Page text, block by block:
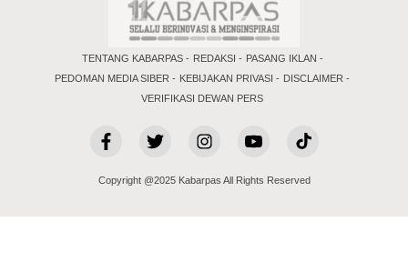
TENTANG KABARPAS REDAKSI
PASANG IKLAN
PEDOMAN MEDIA SIBER
KEBIJAKAN PRIVASI
DISCLAIMER
VERIFIKASI DEWAN PERS
Copyright @2025 Kabarpas All Rights Reserved